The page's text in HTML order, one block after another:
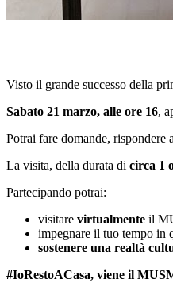
Visto il grande successo della
Sabato 21 marzo, alle ore 16,
Potrai fare domande, rispondere
La visita, della durata di circa 1
Partecipando potrai:
visitare virtualmente il
impegnare il tuo tempo in
sostenere una realtà
#IoRestoACasa, viene il